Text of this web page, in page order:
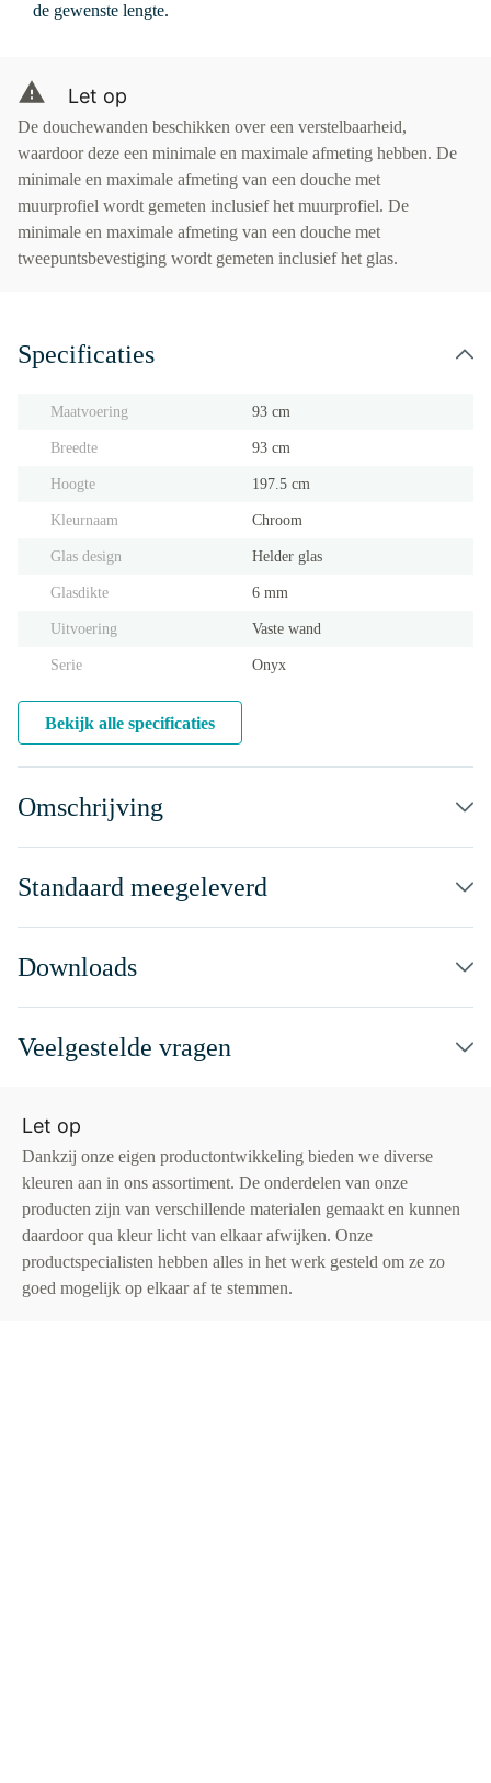
de gewenste lengte.
Let op
De douchewanden beschikken over een verstelbaarheid,
waardoor deze een minimale en maximale afmeting hebben. De
minimale en maximale afmeting van een douche met
muurprofiel wordt gemeten inclusief het muurprofiel. De
minimale en maximale afmeting van een douche met
tweepuntsbevestiging wordt gemeten inclusief het glas.
Specificaties
Maatvoering 93 cm
Breedte 93 cm
Hoogte 197.5 cm
Kleurnaam Chroom
Glas design Helder glas
Glasdikte 6 mm
Uitvoering Vaste wand
Serie Onyx
Bekijk alle specificaties
Omschrijving
Standaard meegeleverd
Downloads
Veelgestelde vragen
Let op
Dankzij onze eigen productontwikkeling bieden we diverse
kleuren aan in ons assortiment. De onderdelen van onze
producten zijn van verschillende materialen gemaakt en kunnen
daardoor qua kleur licht van elkaar afwijken. Onze
productspecialisten hebben alles in het werk gesteld om ze zo
goed mogelijk op elkaar af te stemmen.